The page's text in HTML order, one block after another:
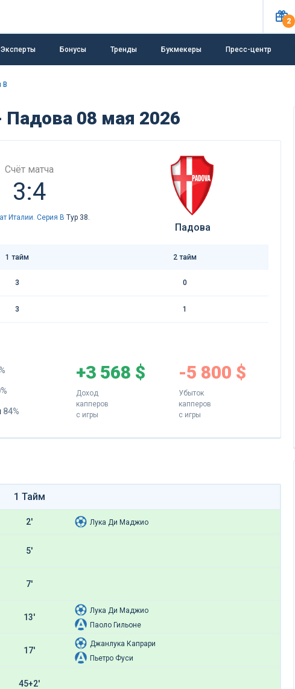
2
Эксперты Бонусы Тренды Букмекеры Пресс-центр
B
Падова 08 мая 2026
Счёт матча
3:4
Италии. Серия B Тур 38.
Падова
1 тайм 2 тайм
3 0
3 1
84%
+3 568 $
Доход
капперов
с игры
-5 800 $
Убыток
капперов
с игры
1 Тайм
2' Лука Ди Маджио
5'
7'
13'
Лука Ди Маджио
Паоло Гильоне
17'
Джанлука Капрари
Пьетро Фуси
45+2'